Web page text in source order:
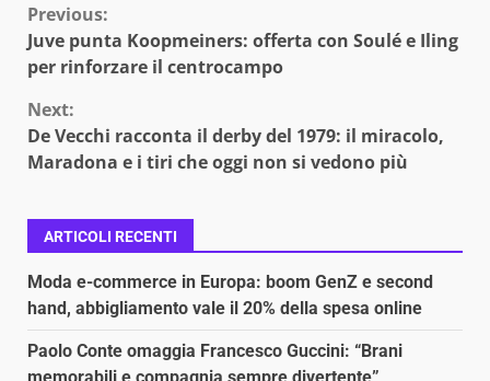
Continue
Reading
Previous:
Juve punta Koopmeiners: offerta con Soulé e Iling
per rinforzare il centrocampo
Next:
De Vecchi racconta il derby del 1979: il miracolo,
Maradona e i tiri che oggi non si vedono più
ARTICOLI RECENTI
Moda e-commerce in Europa: boom GenZ e second
hand, abbigliamento vale il 20% della spesa online
Paolo Conte omaggia Francesco Guccini: “Brani